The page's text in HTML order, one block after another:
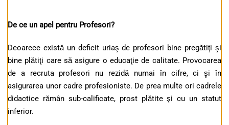
De ce un apel pentru Profesori?
Deoarece există un deficit uriaş de profesori bine pregătiţi şi
bine plătiţi care să asigure o educaţie de calitate. Provocarea
de a recruta profesori nu rezidă numai în cifre, ci şi în
asigurarea unor cadre profesioniste. De prea multe ori cadrele
didactice rămân sub-calificate, prost plătite şi cu un statut
inferior.